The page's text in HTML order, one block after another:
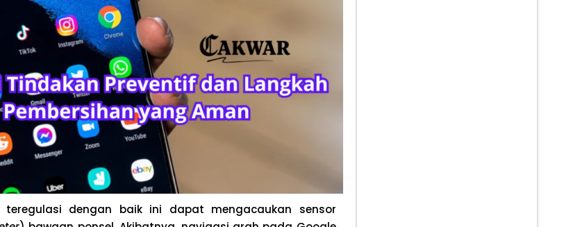
dengan baik ini dapat mengacaukan sensor